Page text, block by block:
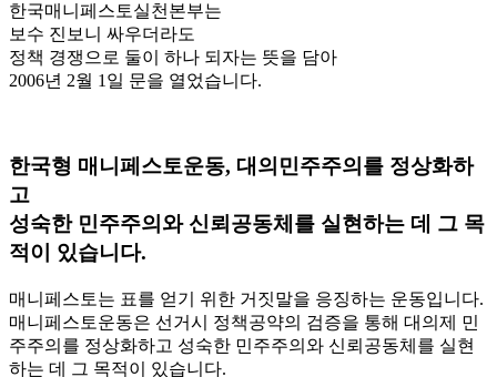
한국매니페스토실천본부는
보수 진보니 싸우더라도
정책 경쟁으로 둘이 하나 되자는 뜻을 담아
2006년 2월 1일 문을 열었습니다.
한국형 매니페스토운동, 대의민주주의를 정상화하
고
성숙한 민주주의와 신뢰공동체를 실현하는 데 그 목
적이 있습니다.
매니페스토는 표를 얻기 위한 거짓말을 응징하는 운동입니다.
매니페스토운동은 선거시 정책공약의 검증을 통해 대의제 민
주주의를 정상화하고 성숙한 민주주의와 신뢰공동체를 실현
하는 데 그 목적이 있습니다.